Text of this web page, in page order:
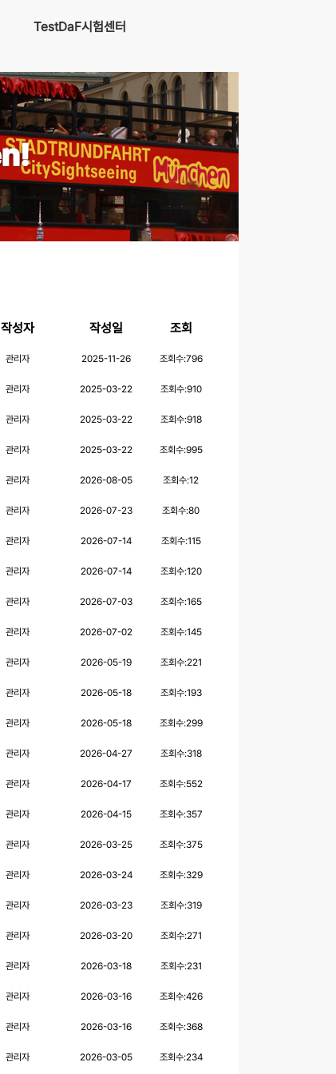
TestDaF시험센터
작성자 작성일 조회
관리자 2025-11-26 조회수:796
관리자 2025-03-22 조회수:910
관리자 2025-03-22 조회수:918
관리자 2025-03-22 조회수:995
관리자 2026-08-05 조회수:12
관리자 2026-07-23 조회수:80
관리자 2026-07-14 조회수:115
관리자 2026-07-14 조회수:120
관리자 2026-07-03 조회수:165
관리자 2026-07-02 조회수:145
관리자 2026-05-19 조회수:221
관리자 2026-05-18 조회수:193
관리자 2026-05-18 조회수:299
관리자 2026-04-27 조회수:318
관리자 2026-04-17 조회수:552
관리자 2026-04-15 조회수:357
관리자 2026-03-25 조회수:375
관리자 2026-03-24 조회수:329
관리자 2026-03-23 조회수:319
관리자 2026-03-20 조회수:271
관리자 2026-03-18 조회수:231
관리자 2026-03-16 조회수:426
관리자 2026-03-16 조회수:368
관리자 2026-03-05 조회수:234